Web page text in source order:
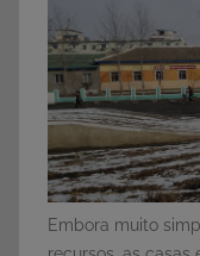
Embora muito